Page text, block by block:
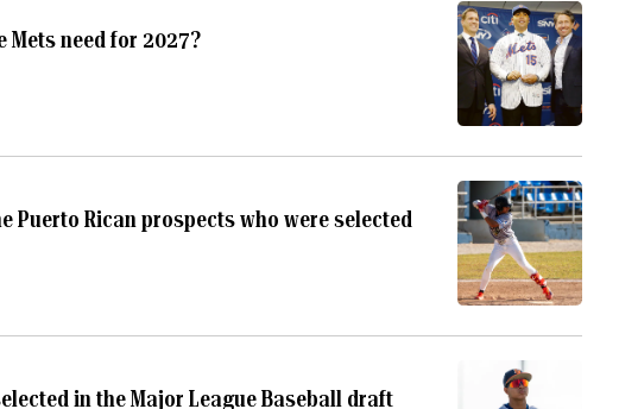
Mets need for 2027?
Puerto Rican prospects who were selected
in the Major League Baseball draft